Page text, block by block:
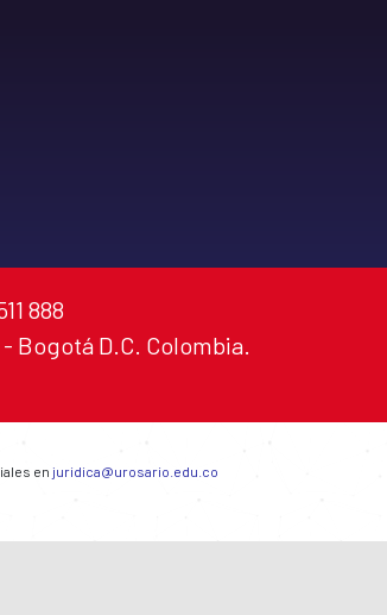
888
Bogotá D.C. Colombia.
en juridica@urosario.edu.co